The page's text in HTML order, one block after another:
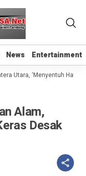
News Entertainment
News Entertainment
‘Menyentuh Hati Lewat
Alam,
Desak